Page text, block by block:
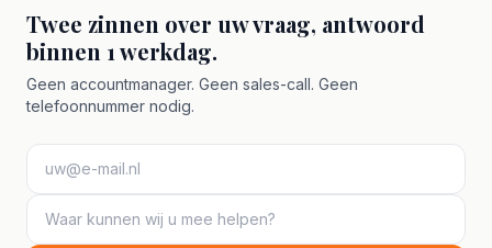
Twee zinnen over uw vraag, antwoord
binnen 1 werkdag.
Geen accountmanager. Geen sales-call. Geen
telefoonnummer nodig.